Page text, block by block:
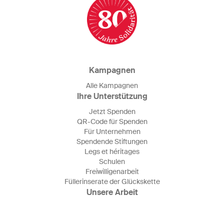
Kampagnen
Alle Kampagnen
Ihre Unterstützung
Jetzt Spenden
QR-Code für Spenden
Für Unternehmen
Spendende Stiftungen
Legs et héritages
Schulen
Freiwilligenarbeit
Füllerinserate der Glückskette
Unsere Arbeit